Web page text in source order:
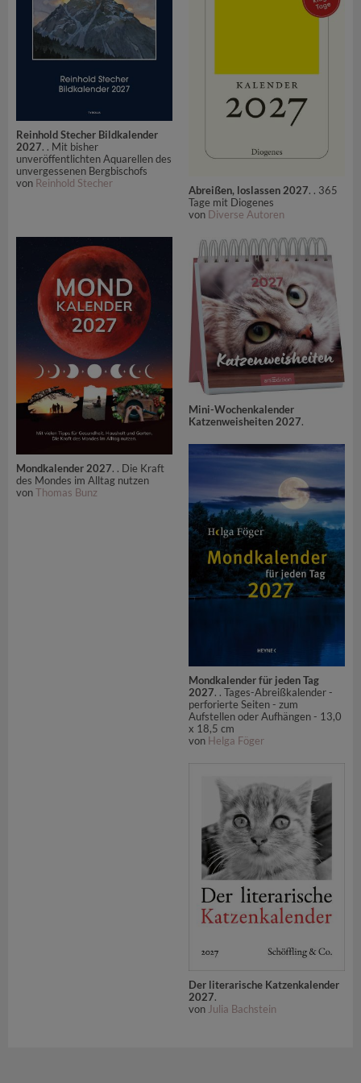
Reinhold Stecher Bildkalender
2027. . Mit bisher
unveröffentlichten Aquarellen des
unvergessenen Bergbischofs
von Reinhold Stecher
Abreißen, loslassen 2027. . 365
Tage mit Diogenes
von Diverse Autoren
Mondkalender 2027. . Die Kraft
des Mondes im Alltag nutzen
vonThomas Bunz
Mini-Wochenkalender
Katzenweisheiten 2027.
Mondkalender für jeden Tag
2027. . Tages-Abreißkalender -
perforierte Seiten - zum
Aufstellen oder Aufhängen - 13,0
x 18,5 cm
von Helga Föger
Der literarische Katzenkalender
2027.
von Julia Bachstein